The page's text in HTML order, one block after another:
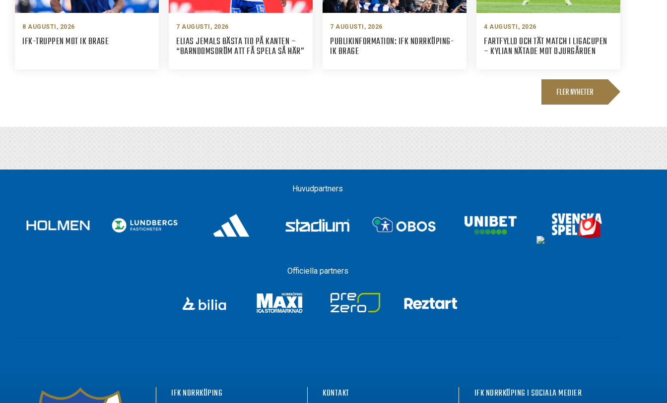
8 AUGUSTI, 2026
IFK-TRUPPEN MOT IK BRAGE
7 AUGUSTI, 2026
ELIAS JEMALS BÄSTA TID PÅ KANTEN –
“BARNDOMSDRÖM ATT FÅ SPELA SÅ HÄR”
7 AUGUSTI, 2026
PUBLIKINFORMATION: IFK NORRKÖPING-
IK BRAGE
4 AUGUSTI, 2026
FARTFYLLD OCH TÄT MATCH I LIGACUPEN
– KYLIAN NÄTADE MOT DJURGÅRDEN
FLER NYHETER
Huvudpartners
Officiella partners
IFK NORRKÖPING KONTAKT IFK NORRKÖPING I SOCIALA MEDIER